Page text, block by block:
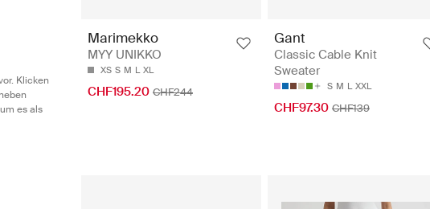
Klicken
es als
Marimekko
MYY UNIKKO
XS S M L XL
CHF195.20 CHF244
Gant
Classic Cable Knit
Sweater
S M L XXL
CHF97.30 CHF139